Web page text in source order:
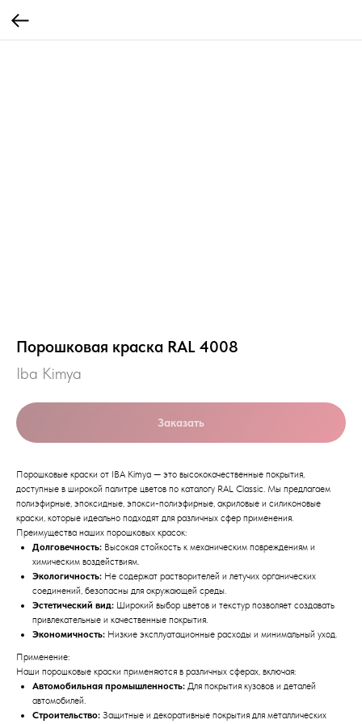
Порошковая краска RAL 4008
Iba Kimya
Заказать
Порошковые краски от IBA Kimya — это высококачественные покрытия,
доступные в широкой палитре цветов по каталогу RAL Classic. Мы предлагаем
полиэфирные, эпоксидные, эпокси-полиэфирные, акриловые и силиконовые
краски, которые идеально подходят для различных сфер применения.
Преимущества наших порошковых красок:
Долговечность: Высокая стойкость к механическим повреждениям и
химическим воздействиям.
Экологичность: Не содержат растворителей и летучих органических
соединений, безопасны для окружающей среды.
Эстетический вид: Широкий выбор цветов и текстур позволяет создавать
привлекательные и качественные покрытия.
Экономичность: Низкие эксплуатационные расходы и минимальный уход.
Применение:
Наши порошковые краски применяются в различных сферах, включая:
Автомобильная промышленность: Для покрытия кузовов и деталей
автомобилей.
Строительство: Защитные и декоративные покрытия для металлических